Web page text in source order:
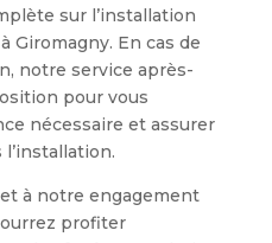
sur l’installation
Giromagny. En cas de
notre service après-
pour vous
nécessaire et assurer
à notre engagement
profiter